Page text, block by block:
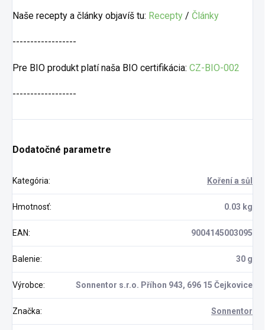
Naše recepty a články objavíš tu: Recepty / Články
------------------
Pre BIO produkt platí naša BIO certifikácia: CZ-BIO-002
------------------
Dodatočné parametre
Kategória: Koření a sůl
Hmotnosť: 0.03 kg
EAN: 9004145003095
Balenie: 30 g
Výrobce: Sonnentor s.r.o. Příhon 943, 696 15 Čejkovice
Značka: Sonnentor